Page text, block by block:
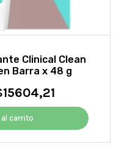
Clinical Clean
Barra x 48 g
15604,21El
precio
es:
$15604,21.
carrito